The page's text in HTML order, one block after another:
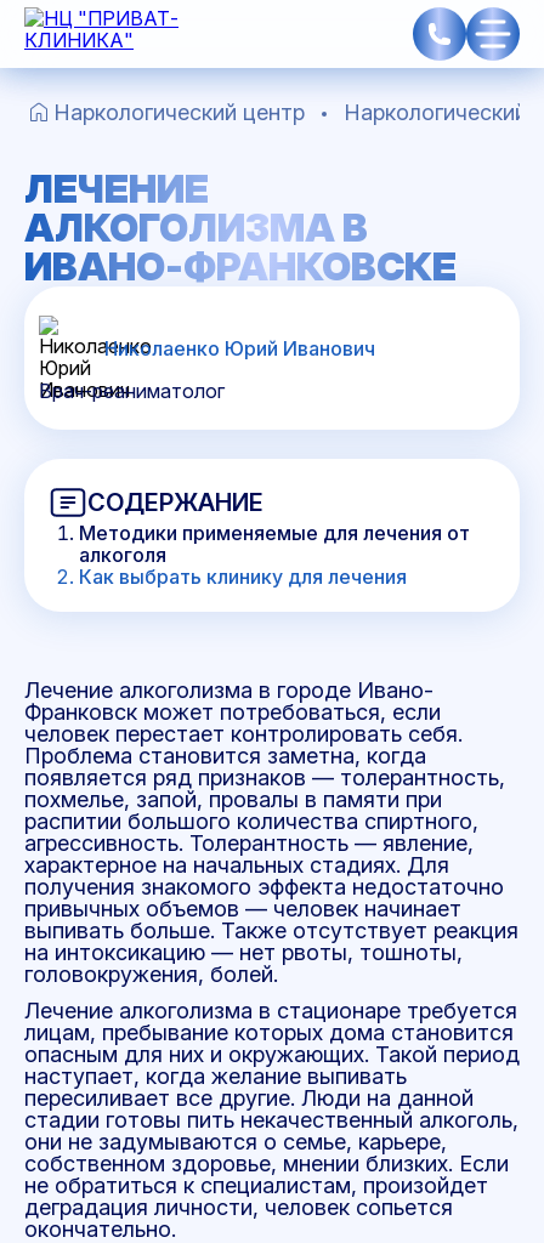
Наркологический центр Наркологический
ЛЕЧЕНИЕ
АЛКОГОЛИЗМА В
ИВАНО-ФРАНКОВСКЕ
Николаенко Юрий Иванович
Врач-реаниматолог
Лечение алкоголизма в городе Ивано-
Франковск может потребоваться, если
человек перестает контролировать себя.
Проблема становится заметна, когда
появляется ряд признаков — толерантность,
похмелье, запой, провалы в памяти при
распитии большого количества спиртного,
агрессивность. Толерантность — явление,
характерное на начальных стадиях. Для
получения знакомого эффекта недостаточно
привычных объемов — человек начинает
выпивать больше. Также отсутствует реакция
на интоксикацию — нет рвоты, тошноты,
головокружения, болей.
Лечение алкоголизма в стационаре требуется
лицам, пребывание которых дома становится
опасным для них и окружающих. Такой период
наступает, когда желание выпивать
пересиливает все другие. Люди на данной
стадии готовы пить некачественный алкоголь,
они не задумываются о семье, карьере,
собственном здоровье, мнении близких. Если
не обратиться к специалистам, произойдет
деградация личности, человек сопьется
окончательно.
СОДЕРЖАНИЕ
Методики применяемые для лечения от
алкоголя
Как выбрать клинику для лечения